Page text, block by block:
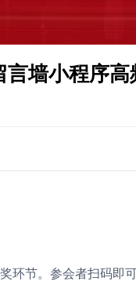
墙小程序高
节。参会者扫码